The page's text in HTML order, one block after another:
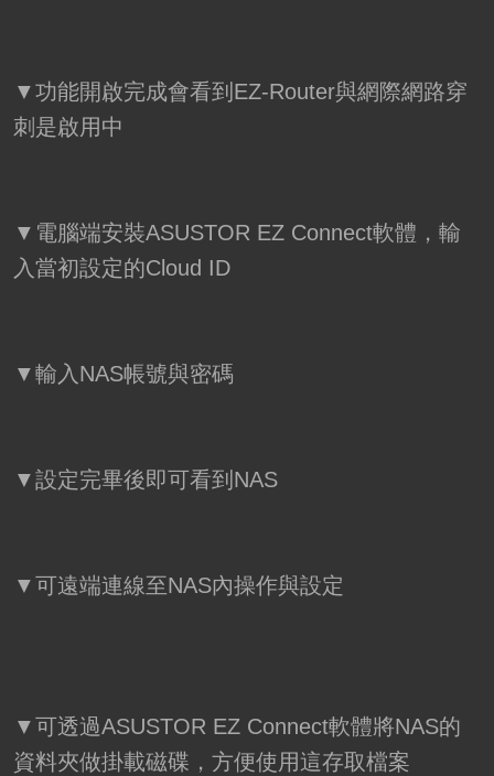
▼功能開啟完成會看到EZ-Router與網際網路穿
刺是啟用中
▼電腦端安裝ASUSTOR EZ Connect軟體，輸
入當初設定的Cloud ID
▼輸入NAS帳號與密碼
▼設定完畢後即可看到NAS
▼可遠端連線至NAS內操作與設定
▼可透過ASUSTOR EZ Connect軟體將NAS的
資料夾做掛載磁碟，方便使用這存取檔案